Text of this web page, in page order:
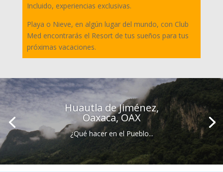
Incluido, experiencias exclusivas.
Playa o Nieve, en algún lugar del mundo, con Club
Med encontrarás el Resort de tus sueños para tus
próximas vacaciones.
Huautla de Jiménez,
Oaxaca, OAX
¿Qué hacer en el Pueblo...